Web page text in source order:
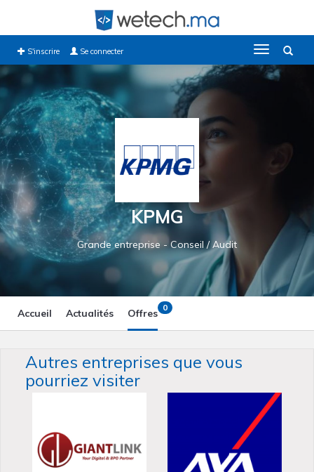
S'inscrire Se connecter
Toggle
navigation
KPMG
Grande entreprise - Conseil / Audit
Accueil Actualités Offres 0
Autres entreprises que vous
pourriez visiter